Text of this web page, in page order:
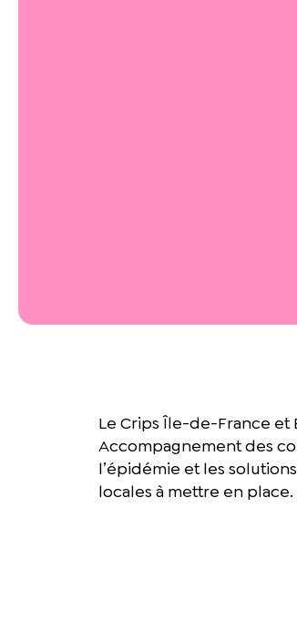
Le Crips Île-de-France et
Accompagnement des
l’épidémie et les
locales à mettre en place.